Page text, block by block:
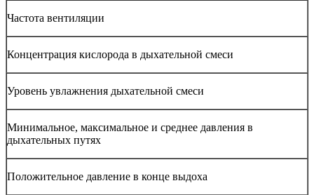
Частота вентиляции
Концентрация кислорода в дыхательной смеси
Уровень увлажнения дыхательной смеси
Минимальное, максимальное и среднее давления в
дыхательных путях
Положительное давление в конце выдоха